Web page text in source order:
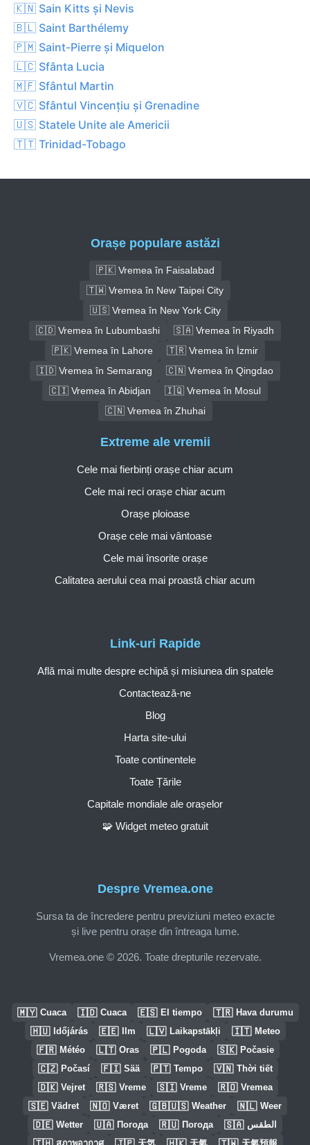
🇰🇳 Sain Kitts și Nevis
🇧🇱 Saint Barthélemy
🇵🇲 Saint-Pierre și Miquelon
🇱🇨 Sfânta Lucia
🇲🇫 Sfântul Martin
🇻🇨 Sfântul Vincențiu și Grenadine
🇺🇸 Statele Unite ale Americii
🇹🇹 Trinidad-Tobago
Orașe populare astăzi
🇵🇰 Vremea în Faisalabad
🇹🇼 Vremea în New Taipei City
🇺🇸 Vremea în New York City
🇨🇩 Vremea în Lubumbashi
🇸🇦 Vremea în Riyadh
🇵🇰 Vremea în Lahore
🇹🇷 Vremea în İzmir
🇮🇩 Vremea în Semarang
🇨🇳 Vremea în Qingdao
🇨🇮 Vremea în Abidjan
🇮🇶 Vremea în Mosul
🇨🇳 Vremea în Zhuhai
Despre Vremea.one
Sursa ta de încredere pentru previziuni meteo exacte
și live pentru orașe din întreaga lume.
Vremea.one © 2026. Toate drepturile rezervate.
Link-uri Rapide
Află mai multe despre echipă și misiunea din spatele
Contactează-ne
Blog
Harta site-ului
Toate continentele
Toate Țările
Capitale mondiale ale orașelor
🧩 Widget meteo gratuit
Extreme ale vremii
Cele mai fierbinți orașe chiar acum
Cele mai reci orașe chiar acum
Orașe ploioase
Orașe cele mai vântoase
Cele mai însorite orașe
Calitatea aerului cea mai proastă chiar acum
🇲🇾 Cuaca 🇮🇩 Cuaca 🇪🇸 El tiempo 🇹🇷 Hava durumu
🇭🇺 Időjárás 🇪🇪 Ilm 🇱🇻 Laikapstākļi 🇮🇹 Meteo
🇫🇷 Météo 🇱🇹 Oras 🇵🇱 Pogoda 🇸🇰 Počasie
🇨🇿 Počasí 🇫🇮 Sää 🇵🇹 Tempo 🇻🇳 Thời tiết
🇩🇰 Vejret 🇷🇸 Vreme 🇸🇮 Vreme 🇷🇴 Vremea
🇸🇪 Vädret 🇳🇴 Været 🇬🇧🇺🇸 Weather 🇳🇱 Weer
🇩🇪 Wetter 🇺🇦 Погода 🇷🇺 Погода 🇸🇦 الطقس